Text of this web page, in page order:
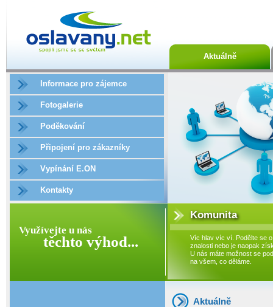
Aktuálně
Informace pro zájemce
Fotogalerie
Poděkování
Připojení pro zákazníky
Vypínání E.ON
Kontakty
Využívejte u nás
těchto výhod...
Komunita
Víc hlav víc ví. Podělte se o
znalosti nebo je naopak
U nás máte možnost se
na všem, co děláme.
Aktuálně